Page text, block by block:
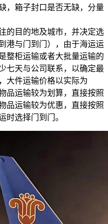
，箱子封口是否无缺，分量
的目的地及城市，并决定选
港与门到门），由于海运运
整柜运输或者大批量运输的
七天与公司联系，以确定最
大件运输价格以实际为
品运输较为划算，直接按照
品运输较为优惠，直接按照
时选择门到门。